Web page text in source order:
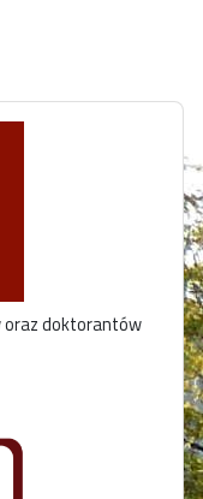
oraz doktorantów